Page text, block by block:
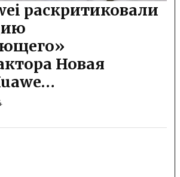
раскритиковали
Новая